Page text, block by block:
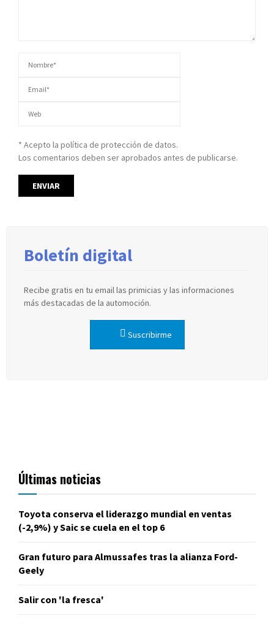
* Acepto la política de protección de datos.
Los comentarios deben ser aprobados antes de publicarse.
Boletín digital
Recibe gratis en tu email las primicias y las informaciones
más destacadas de la automoción.
Suscribirme
Últimas noticias
Toyota conserva el liderazgo mundial en ventas
(-2,9%) y Saic se cuela en el top 6
Gran futuro para Almussafes tras la alianza Ford-
Geely
Salir con 'la fresca'